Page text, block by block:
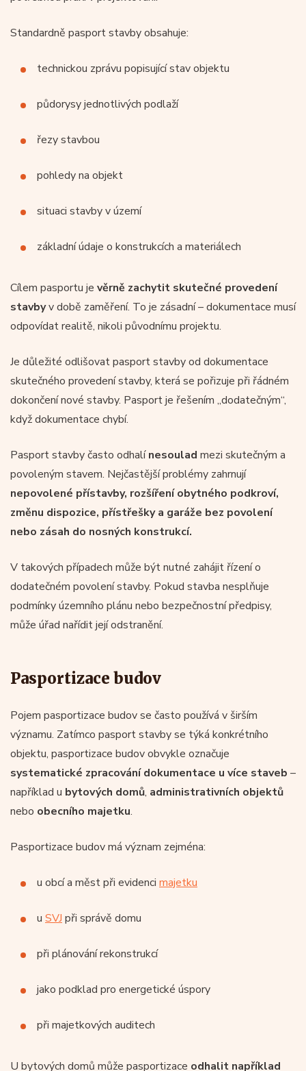
Standardně pasport stavby obsahuje:
technickou zprávu popisující stav objektu
půdorysy jednotlivých podlaží
řezy stavbou
pohledy na objekt
situaci stavby v území
základní údaje o konstrukcích a materiálech
Cílem pasportu je věrně zachytit skutečné provedení
stavbyv době zaměření. To je zásadní – dokumentace musí
odpovídat realitě, nikoli původnímu projektu.
Je důležité odlišovat pasport stavby od dokumentace
skutečného provedení stavby, která se pořizuje při řádném
dokončení nové stavby. Pasport je řešením „dodatečným“,
když dokumentace chybí.
Pasport stavby často odhalínesoulad mezi skutečným a
povoleným stavem. Nejčastější problémy zahrnují
nepovolené přístavby, rozšíření obytného podkroví,
změnu dispozice, přístřešky a garáže bez povolení
nebo zásah do nosných konstrukcí.
V takových případech může být nutné zahájit řízení o
dodatečném povolení stavby. Pokud stavba nesplňuje
podmínky územního plánu nebo bezpečnostní předpisy,
může úřad nařídit její odstranění.
Pasportizace budov
Pojem pasportizace budov se často používá v širším
významu. Zatímco pasport stavby se týká konkrétního
objektu, pasportizace budov obvykle označuje
systematické zpracování dokumentace u více staveb –
například u bytových domů, administrativních objektů
nebo obecního majetku.
Pasportizace budov má význam zejména:
u obcí a měst při evidenci majetku
u SVJ při správě domu
při plánování rekonstrukcí
jako podklad pro energetické úspory
při majetkových auditech
U bytových domů může pasportizace odhalit například